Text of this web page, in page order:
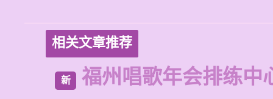
相关文章推荐
新 福州唱歌年会排练中